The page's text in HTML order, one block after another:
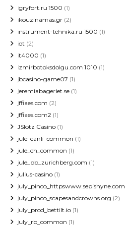
igryfort.ru 1500 (1)
ikouzinamas.gr (2)
instrument-tehnika.ru 1500 (1)
iot (2)
it4000 (1)
izmirbotoksdolgu.com 1010 (1)
jbcasino-game07 (1)
jeremiabageriet.se (1)
jffiaes.com (2)
jffiaes.com2 (1)
JSlotz Casino (1)
jule_canli_common (1)
jule_ch_common (1)
jule_pb_zurichberg.com (1)
julius-casino (1)
july_pinco_httpswww.sepishyne.com
july_pinco_scapesandcrowns.org (2)
july_prod_bettilt.io (1)
july_rb_common (1)